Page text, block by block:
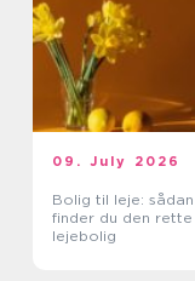
09. July 2026
Bolig til leje: sådan
finder du den rette
lejebolig